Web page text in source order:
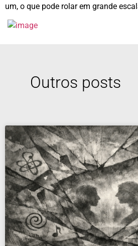
um, o que pode rolar em grande
Outros posts